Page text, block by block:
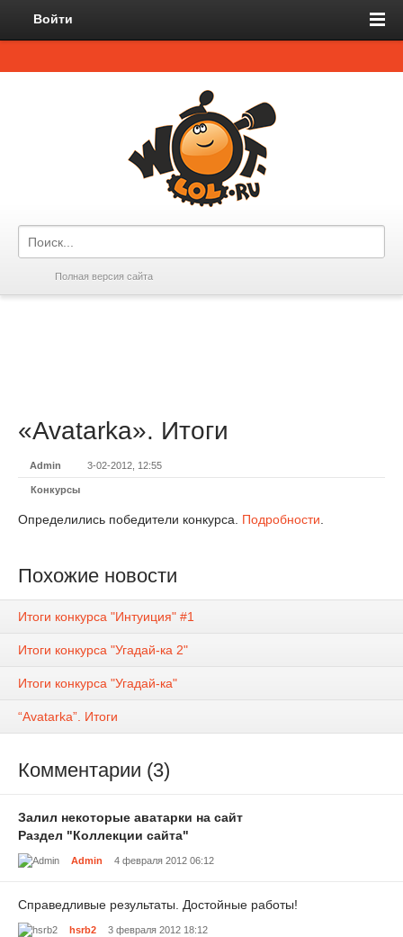
Войти
Полная версия сайта
«Avatarka». Итоги
Admin 3-02-2012, 12:55
Конкурсы
Определились победители конкурса. Подробности
Похожие новости
Итоги конкурса "Интуиция" #1
Итоги конкурса "Угадай-ка 2"
Итоги конкурса "Угадай-ка"
“Avatarka”. Итоги
Комментарии (3)
Залил некоторые аватарки на сайт
Раздел "Коллекции сайта"
Admin 4 февраля 2012 06:12
Справедливые результаты. Достойные работы!
hsrb2 3 февраля 2012 18:12